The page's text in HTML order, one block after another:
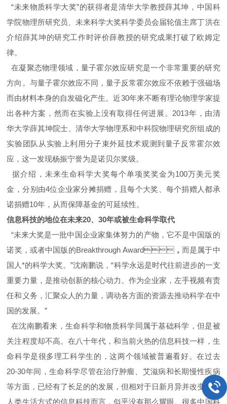
“未来物质科学大奖”的获得者是清华大学教授薛其坤，中国科
学院物理所研究员、未来科学大奖科学委员会届轮值主席丁洪在
介绍薛其坤的研究工作时评价薛教授的研究成果打破了欧姆定
律。
在凝聚态物理领域，量子霍尔效应研究是一个非常重要的研究
方向。与量子霍尔效应不同，量子反常霍尔效应不依赖于强磁场
而由材料本身的自发磁化产生。近30年来不断有理论物理学家提
出各种方案，然而在实验上没有取得任何进展。2013年，由清
华大学薛其坤院士、清华大学物理系和中科院物理研究所组成的
实验团队从实验上利用分子束外延技术观测到量子反常霍尔效
应，这一发现杨振宁誉为是诺贝尔奖级。
据介绍，未来生命科学大奖每个单项奖奖金为100万美元奖
金，分别由4位企业家分摊捐赠，且每个大奖、每个捐赠人都承
诺捐赠10年，从而保障基金的可延续性。
信息科技的地位在未来20、30年或被生命科学取代
“未来大奖是一批中国企业家集体努力的产物，它不是中国版的
诺奖，或者中国版的Breakthrough Award，而是属于中
国人*的科学大奖。”沈南鹏说，“科学永远是时代往前进步的一支
重要力量，是推动创新的核心动力。作为企业家，左手视频有责
任和义务，汇聚众人的力量，调动各方面的资源去推动科学在中
国的发展。”
在沈南鹏看来，生命科学和物质科学同属于基础科学，但是被
关注程度却不高。在八十年代，和当前火热的信息科技一样，生
命科学是很多理工科学生的，这两个领域被普遍看好。在过去
20-30年间，生命科学尽管在治疗肿瘤、艾滋病和长期慢性疾病
等方面，已经有了长足的的发展，但相对于日新月异并改变诸多
人类生活方式的信息科技而言，似乎没有那么耀眼。很多中国科